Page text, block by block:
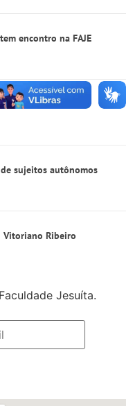
encontro na FAJE
da autoavaliação
sujeitos autônomos
Vitoriano Ribeiro
Jesuíta.